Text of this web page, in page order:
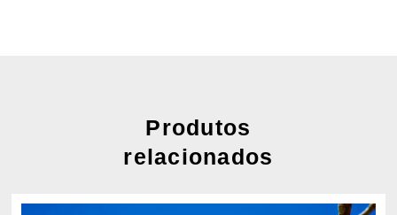
Produtos
relacionados